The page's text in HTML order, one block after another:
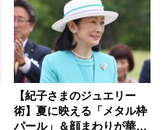
【紀子さまのジュエリー
術】夏に映える「メタル枠
パール」＆顔まわりが華や